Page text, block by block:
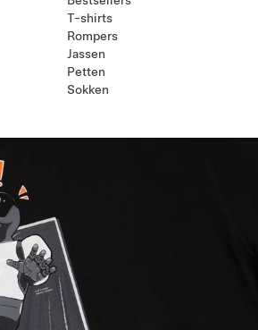
T-shirts
Rompers
Jassen
Petten
Sokken